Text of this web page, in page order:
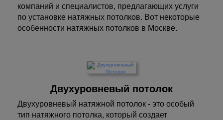
компаний и специалистов, предлагающих услуги
по установке натяжных потолков. Вот некоторые
особенности натяжных потолков в Москве.
Двухуровневый потолок
Двухуровневый натяжной потолок - это особый
тип натяжного потолка, который создает